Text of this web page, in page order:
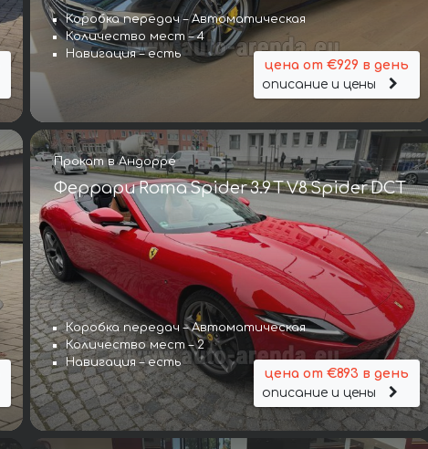
Коробка передач – Автоматическая
Количество мест – 4
Навигация – есть
цена от €929 в день
описание и цены
Прокат в Андорре
Феррари Roma Spider 3.9 T V8 Spider DCT
Коробка передач – Автоматическая
Количество мест – 2
Навигация – есть
цена от €893 в день
описание и цены